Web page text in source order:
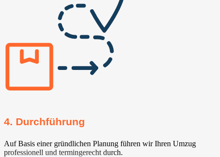
4. Durchführung
Auf Basis einer gründlichen Planung führen wir Ihren Umzug
professionell und termingerecht durch.